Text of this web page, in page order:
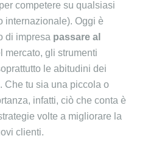
competere su qualsiasi
internazionale). Oggi è
di impresa passare al
mercato, gli strumenti
le abitudini dei
Che tu sia una piccola o
infatti, ciò che conta è
volte a migliorare la
clienti.